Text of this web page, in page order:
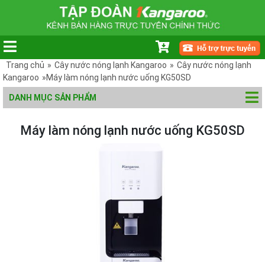
Trang chủ » Cây nước nóng lạnh Kangaroo » Cây nước nóng lạnh
Kangaroo »Máy làm nóng lạnh nước uống KG50SD
DANH MỤC SẢN PHẨM
Máy làm nóng lạnh nước uống KG50SD